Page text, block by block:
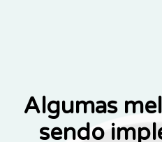
Algumas
sendo